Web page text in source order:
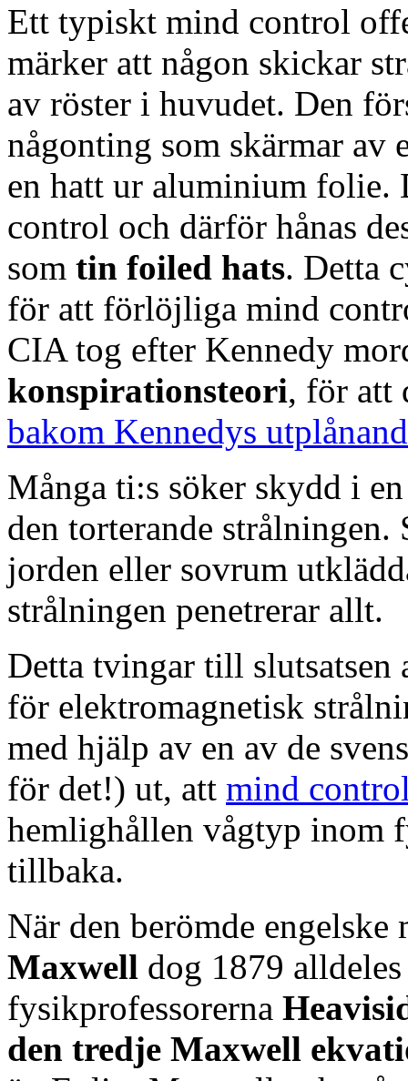
Ett typiskt mind control
märker att någon skickar
av röster i huvudet. Den
någonting som skärmar av
en hatt ur aluminium folie.
control och därför hånas
som tin foiled hats. Detta
för att förlöjliga mind
CIA tog efter Kennedy
konspirationsteori, för att
bakom Kennedys
Många ti:s söker skydd i
den torterande
jorden eller sovrum
strålningen penetrerar allt.
Detta tvingar till
för elektromagnetisk
med hjälp av en av de
för det!) ut, att mind
hemlighållen vågtyp inom
tillbaka.
När den berömde engelske
Maxwell dog 1879
fysikprofessorerna
den tredje Maxwell